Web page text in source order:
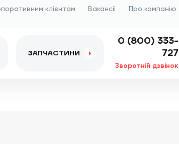
клієнтам Вакансії
Про компанію
ЗАПЧАСТИНИ
0 (800) 333-
727
Зворотній дзвінок